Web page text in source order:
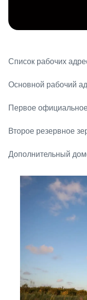
Список рабочих
Основной рабочий
Первое
Второе резервное
Дополнительный